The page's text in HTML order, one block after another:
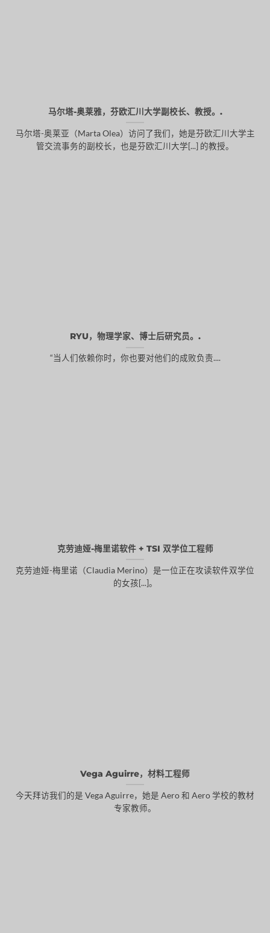
马尔塔-奥莱雅，芬欧汇川大学副校长、教授。.
马尔塔-奥莱亚（Marta Olea）访问了我们，她是芬欧汇川大学主
管交流事务的副校长，也是芬欧汇川大学[...] 的教授。
RYU，物理学家、博士后研究员。.
“当人们依赖你时，你也要对他们的成败负责....
克劳迪娅-梅里诺软件 + TSI 双学位工程师
克劳迪娅-梅里诺（Claudia Merino）是一位正在攻读软件双学位
的女孩[...]。
Vega Aguirre，材料工程师
今天拜访我们的是 Vega Aguirre，她是 Aero 和 Aero 学校的教材
专家教师。